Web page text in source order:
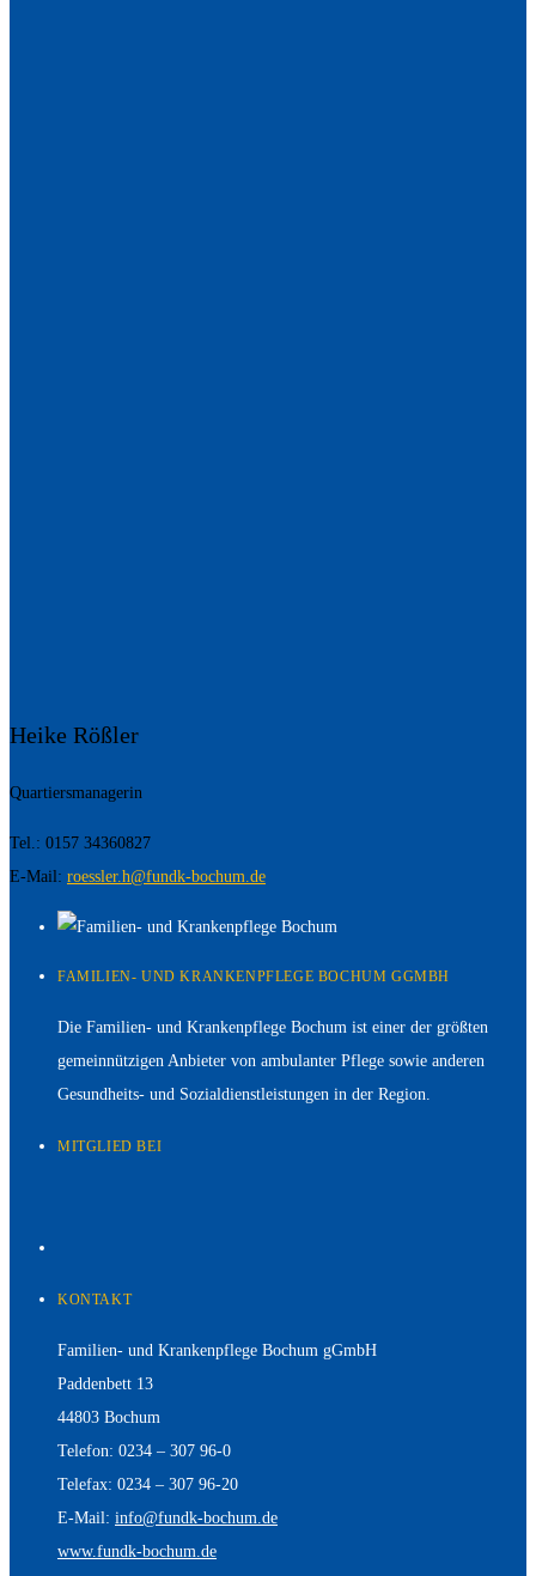
Heike Rößler
Quartiersmanagerin
Tel.: 0157 34360827
E-Mail: roessler.h@fundk-bochum.de
FAMILIEN- UND KRANKENPFLEGE BOCHUM GGMBH
Die Familien- und Krankenpflege Bochum ist einer der größten
gemeinnützigen Anbieter von ambulanter Pflege sowie anderen
Gesundheits- und Sozialdienstleistungen in der Region.
MITGLIED BEI
KONTAKT
Familien- und Krankenpflege Bochum gGmbH
Paddenbett 13
44803 Bochum
Telefon: 0234 – 307 96-0
Telefax: 0234 – 307 96-20
E-Mail: info@fundk-bochum.de
www.fundk-bochum.de